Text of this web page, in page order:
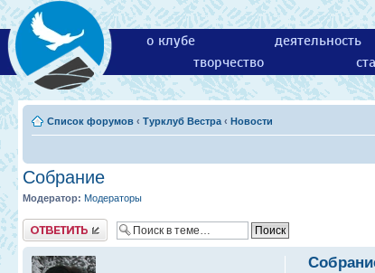
о клубе деятельность
творчество
Список форумов ‹ Турклуб Вестра ‹ Новости
Собрание
Модератор: Модераторы
Ответить